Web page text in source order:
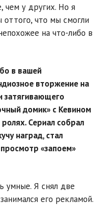
чем у других. Но я
что мы смогли
на что-либо в
в вашей
вторжение на
затягивающего
домик» с Кевином
Сериал собрал
наград, стал
«запоем»
умные. Я снял две
его рекламой.